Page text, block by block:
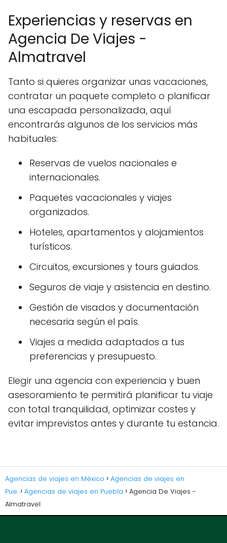
Experiencias y reservas en
Agencia De Viajes -
Almatravel
Tanto si quieres organizar unas vacaciones,
contratar un paquete completo o planificar
una escapada personalizada, aquí
encontrarás algunos de los servicios más
habituales:
Reservas de vuelos nacionales e
internacionales.
Paquetes vacacionales y viajes
organizados.
Hoteles, apartamentos y alojamientos
turísticos.
Circuitos, excursiones y tours guiados.
Seguros de viaje y asistencia en destino.
Gestión de visados y documentación
necesaria según el país.
Viajes a medida adaptados a tus
preferencias y presupuesto.
Elegir una agencia con experiencia y buen
asesoramiento te permitirá planificar tu viaje
con total tranquilidad, optimizar costes y
evitar imprevistos antes y durante tu estancia.
Agencias de viajes en México
Agencias de viajes en
Pue.
Agencias de viajes en Puebla
Agencia De Viajes -
Almatravel